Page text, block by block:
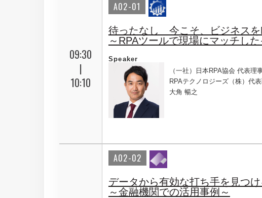
09:30
|
10:10
A02-01
待ったなし 今こそ、ビジネスを
～RPAツールで現場にマッチし
Speaker
（一社）日本RPA協会 代表理
RPAテクノロジーズ（株）代
大角 暢之
A02-02
データから有効な打ち手を見つ
～金融機関での活用事例～